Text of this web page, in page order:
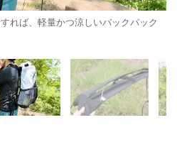
れば、軽量かつ涼しいバックパック